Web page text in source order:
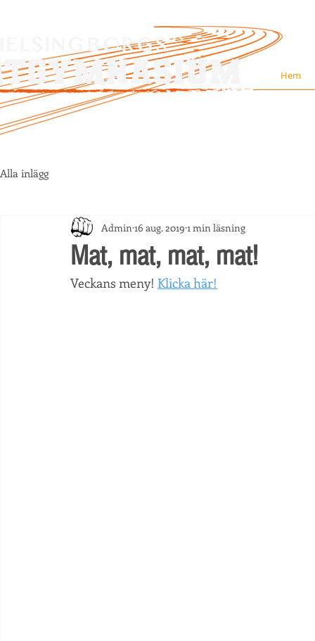
Hem
Alla inlägg
Mat, mat, mat, mat!
Admin 16 aug. 2019 1 min läsning
Veckans meny! Klicka här!